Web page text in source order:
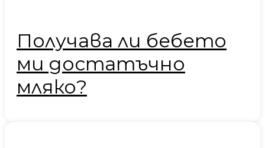
Получава ли бебето
ми достатъчно
мляко?